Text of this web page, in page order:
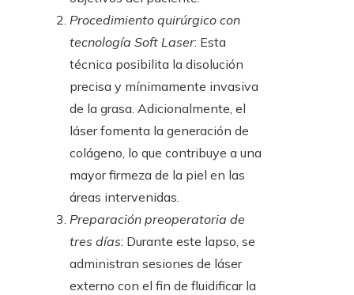
Procedimiento quirúrgico con
tecnología Soft Laser: Esta
técnica posibilita la disolución
precisa y mínimamente invasiva
de la grasa. Adicionalmente, el
láser fomenta la generación de
colágeno, lo que contribuye a una
mayor firmeza de la piel en las
áreas intervenidas.
Preparación preoperatoria de
tres días: Durante este lapso, se
administran sesiones de láser
externo con el fin de fluidificar la